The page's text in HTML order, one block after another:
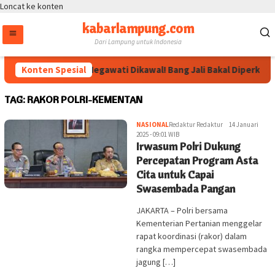
Loncat ke konten
kabarlampung.com
Dari Lampung untuk Indonesia
Konten Spesial
Arahan Megawati Dikawal! Bang Jali Bakal Diperkuat
TAG: RAKOR POLRI-KEMENTAN
NASIONALRedaktur Redaktur
14 Januari
2025 - 09:01 WIB
Irwasum Polri Dukung
Percepatan Program Asta
Cita untuk Capai
Swasembada Pangan
JAKARTA – Polri bersama
Kementerian Pertanian menggelar
rapat koordinasi (rakor) dalam
rangka mempercepat swasembada
jagung […]